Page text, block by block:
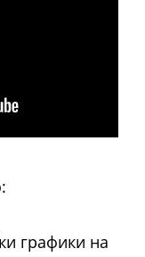
графики на